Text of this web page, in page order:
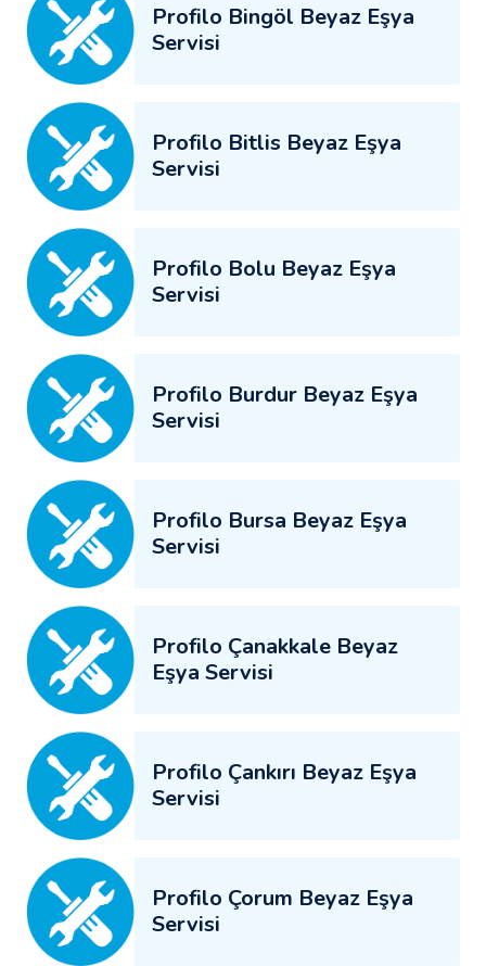
Profilo Bingöl Beyaz Eşya
Servisi
Profilo Bitlis Beyaz Eşya
Servisi
Profilo Bolu Beyaz Eşya
Servisi
Profilo Burdur Beyaz Eşya
Servisi
Profilo Bursa Beyaz Eşya
Servisi
Profilo Çanakkale Beyaz
Eşya Servisi
Profilo Çankırı Beyaz Eşya
Servisi
Profilo Çorum Beyaz Eşya
Servisi